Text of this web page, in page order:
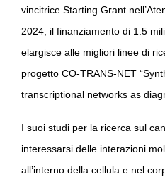
vincitrice Starting Grant
2024, il finanziamento di 1.5
elargisce alle migliori linee di
progetto CO-TRANS-NET
transcriptional networks as
I suoi studi per la ricerca sul
interessarsi delle interazioni
all’interno della cellula e nel